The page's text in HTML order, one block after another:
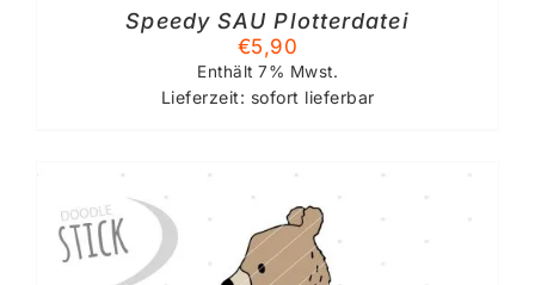
Speedy SAU Plotterdatei
€5,90
Enthält 7% Mwst.
Lieferzeit: sofort lieferbar